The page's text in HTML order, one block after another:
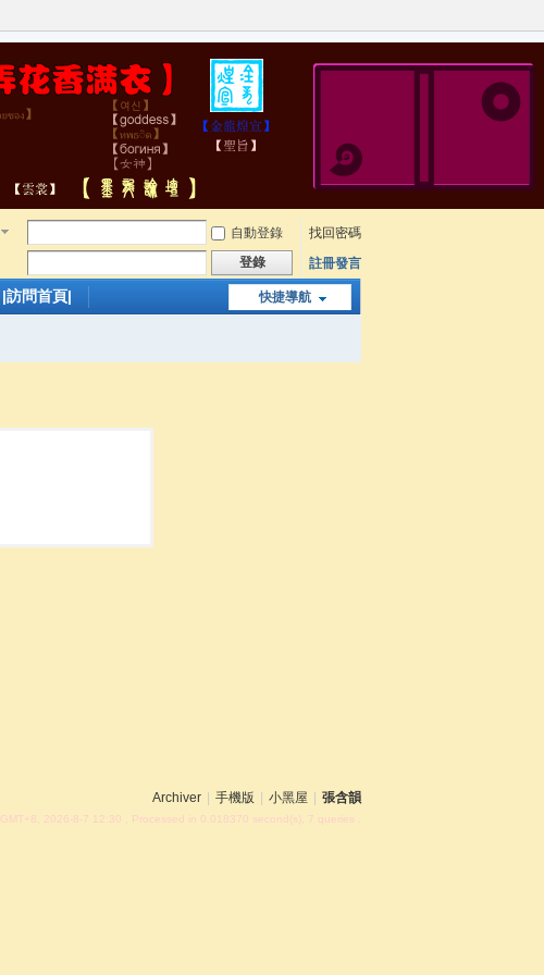
自動登錄
找回密碼
登錄 註冊發言
快捷導航
|訪問首頁|
Archiver 手機版 小黑屋 張含韻
GMT+8, 2026-8-7 12:30 , Processed in 0.018370 second(s), 7 queries .